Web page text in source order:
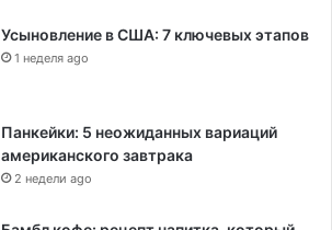
Усыновление в США: 7 ключевых этапов
1 неделя ago
Панкейки: 5 неожиданных вариаций
американского завтрака
2 недели ago